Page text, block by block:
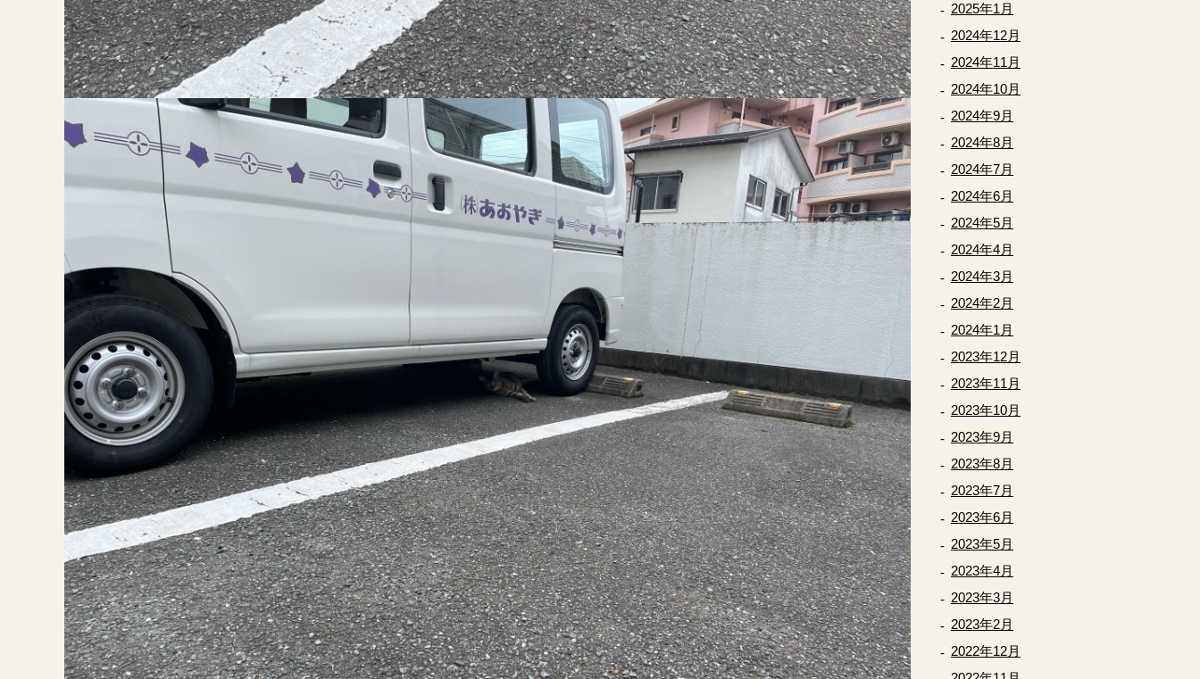
2025年1月
2024年12月
2024年11月
2024年10月
2024年9月
2024年8月
2024年7月
2024年6月
2024年5月
2024年4月
2024年3月
2024年2月
2024年1月
2023年12月
2023年11月
2023年10月
2023年9月
2023年8月
2023年7月
2023年6月
2023年5月
2023年4月
2023年3月
2023年2月
2022年12月